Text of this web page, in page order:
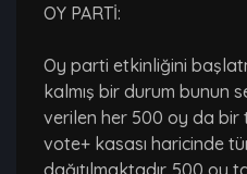
OY PARTİ:
Oy parti etkinliğini
kalmış bir durum bunun
verilen her 500 oy da bir
vote+ kasası haricinde
dağıtılmaktadır. 500 oy